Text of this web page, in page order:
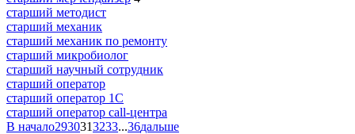
старший методист
старший механик
старший механик по ремонту
старший микробиолог
старший научный сотрудник
старший оператор
старший оператор 1С
старший оператор call-центра
В начало2930313233...36дальше